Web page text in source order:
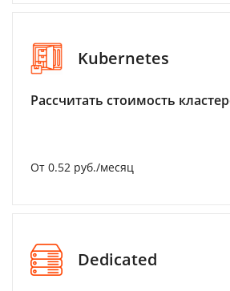
Kubernetes
Рассчитать стоимость
От 0.52 руб./месяц
Dedicated